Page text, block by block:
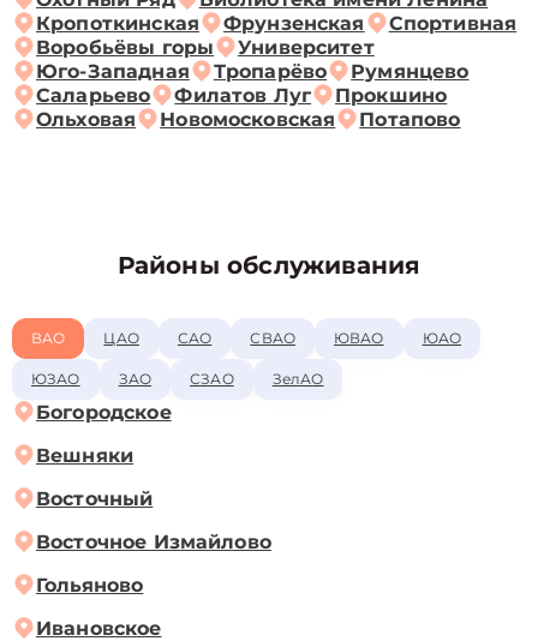
Кропоткинская
Фрунзенская
Спортивная
Воробьёвы горы
Университет
Юго-Западная
Тропарёво
Румянцево
Саларьево
Филатов Луг
Прокшино
Ольховая
Новомосковская Потапово
Районы обслуживания
ВАО ЦАО САО СВАО ЮВАО ЮАО
ЮЗАО ЗАО СЗАО ЗелАО
Богородское
Вешняки
Восточный
Восточное Измайлово
Гольяново
Ивановское